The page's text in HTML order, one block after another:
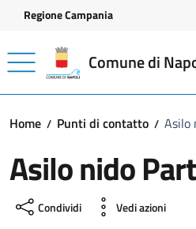
Vai ai contenuti
Vai al footer
Regione Campania
Comune di
Home Punti di contatto Asilo
Asilo nido
Condividi Vedi azioni